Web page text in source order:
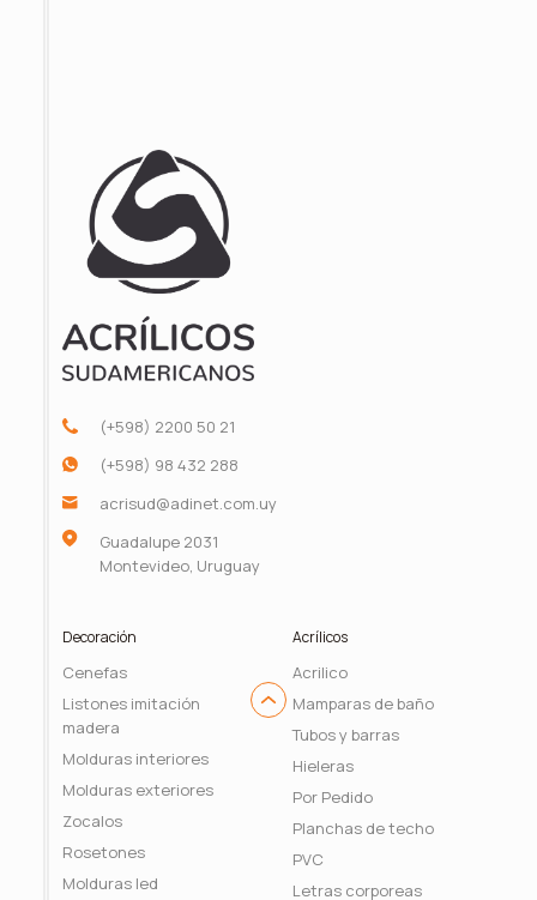
(+598) 2200 50 21
(+598) 98 432 288
acrisud@adinet.com.uy
Guadalupe 2031
Montevideo, Uruguay
Decoración
Cenefas
Listones imitación
madera
Molduras interiores
Molduras exteriores
Zocalos
Rosetones
Molduras led
Acrílicos
Acrilico
Mamparas de baño
Tubos y barras
Hieleras
Por Pedido
Planchas de techo
PVC
Letras corporeas